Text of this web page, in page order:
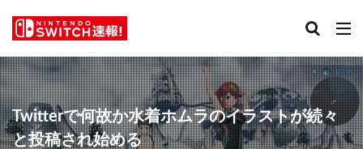
Twitterで何故か水着ホムラのイラストが続々
と投稿され始める